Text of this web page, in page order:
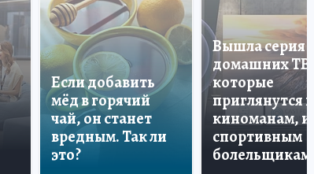
Если добавить
мёд в горячий
чай, он станет
вредным. Так ли
это?
Вышла серия
домашних ТВ,
которые
приглянутся и
киноманам, и
спортивным
болельщикам